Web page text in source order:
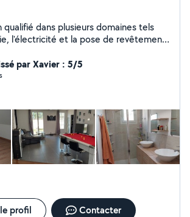
l'électricité et la pose de revêtement,
par Xavier : 5/5
profil Contacter